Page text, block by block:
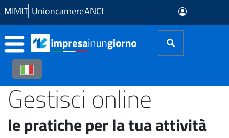
Skip to Main Content
MIMIT UnioncamereANCI
Gestisci online
le pratiche per la tua attività